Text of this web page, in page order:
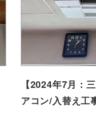
【2024年7月：
アコン/入替え工